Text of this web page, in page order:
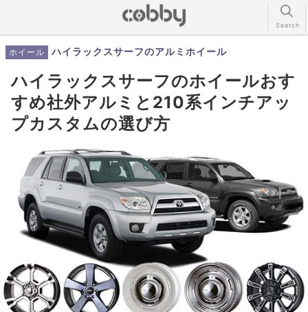
ホイール ハイラックスサーフのアルミホイール
ハイラックスサーフのホイールおす
すめ社外アルミと210系インチアッ
プカスタムの選び方